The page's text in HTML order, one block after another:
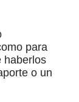
para
haberlos
o un